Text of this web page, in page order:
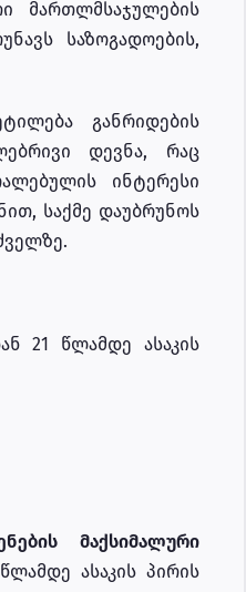
მართლმსაჯულების
საზოგადოების,
განრიდების
დევნა, რაც
ინტერესი
საქმე დაუბრუნოს
21 წლამდე ასაკის
მაქსიმალური
ასაკის პირის